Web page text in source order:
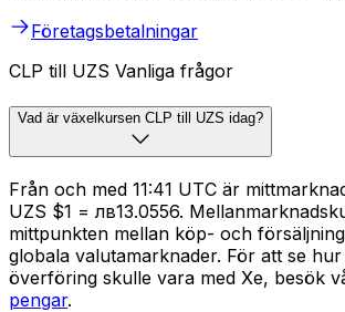
Företagsbetalningar
CLP till UZS Vanliga frågor
Vad är växelkursen CLP till UZS idag?
Från och med 11:41 UTC är
UZS $1 = лв13.0556.
mittpunkten mellan köp- och
globala valutamarknader. För att se
överföring skulle vara med Xe, besök
pengar.